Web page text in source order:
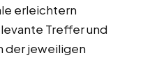
erleichtern
Treffer und
der jeweiligen